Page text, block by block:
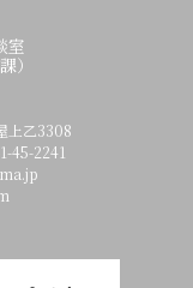
室
）
上乙3308
45-2241